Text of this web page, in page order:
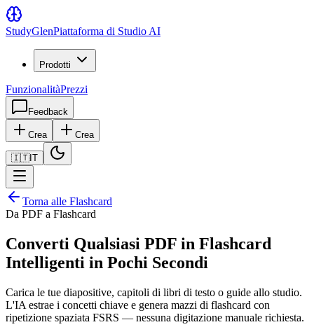
StudyGlenPiattaforma di Studio AI
Prodotti
FunzionalitàPrezzi
Feedback
Crea Crea
🇮🇹IT
Torna alle Flashcard
Da PDF a Flashcard
Converti Qualsiasi PDF in Flashcard
Intelligenti in Pochi Secondi
Carica le tue diapositive, capitoli di libri di testo o guide allo studio.
L'IA estrae i concetti chiave e genera mazzi di flashcard con
ripetizione spaziata FSRS — nessuna digitazione manuale richiesta.